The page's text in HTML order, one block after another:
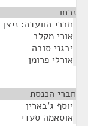
נכחו
חברי הוועדה:
אורי מקלב
יבגני סובה
אורלי פרומן
חברי הכנסת
יוסף ג'בארין
אוסאמה סעדי